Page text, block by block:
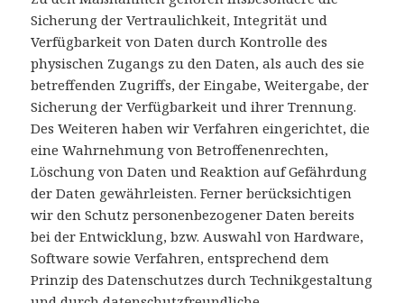
Sicherung der Vertraulichkeit, Integrität und
Verfügbarkeit von Daten durch Kontrolle des
physischen Zugangs zu den Daten, als auch des sie
betreffenden Zugriffs, der Eingabe, Weitergabe, der
Sicherung der Verfügbarkeit und ihrer Trennung.
Des Weiteren haben wir Verfahren eingerichtet, die
eine Wahrnehmung von Betroffenenrechten,
Löschung von Daten und Reaktion auf Gefährdung
der Daten gewährleisten. Ferner berücksichtigen
wir den Schutz personenbezogener Daten bereits
bei der Entwicklung, bzw. Auswahl von Hardware,
Software sowie Verfahren, entsprechend dem
Prinzip des Datenschutzes durch Technikgestaltung